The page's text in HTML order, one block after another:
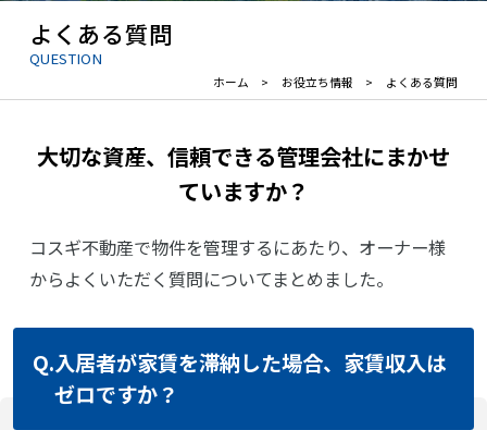
よくある質問
QUESTION
ホーム お役立ち情報 よくある質問
大切な資産、信頼できる管理会社にまかせ
ていますか？
コスギ不動産で物件を管理するにあたり、オーナー様
からよくいただく質問についてまとめました。
Q.入居者が家賃を滞納した場合、家賃収入は
ゼロですか？